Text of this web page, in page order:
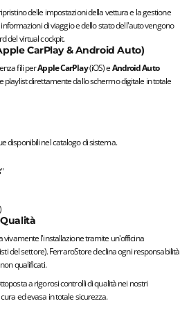
delle impostazioni della vettura e la gestione
di viaggio e dello stato dell'auto vengono
del virtual cockpit.
CarPlay & Android Auto)
fili perApple CarPlay(iOS) eAndroid Auto
playlist direttamente dallo schermo digitale in totale
disponibili nel catalogo di sistema.
vivamente l'installazione tramite un'officina
del settore). FerraroStore declina ogni responsabilità
qualificati.
a rigorosi controlli di qualità nei nostri
ed evasa in totale sicurezza.